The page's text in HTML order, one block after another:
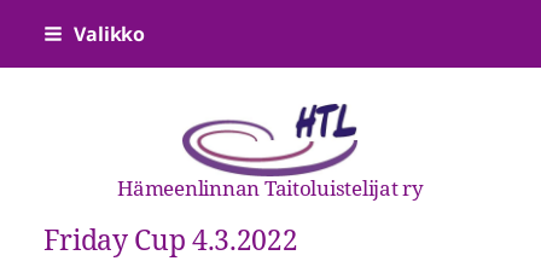
Siirry
Valikko
Hämeenlinnan Taitoluistelijat ry
Friday Cup 4.3.2022